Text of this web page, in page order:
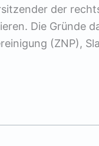
der
Die Gründe
(ZNP),